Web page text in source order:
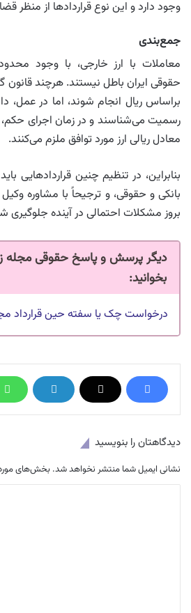
وجود دارد و این نوع قراردادها از منظر
جمع‌بندی
معاملات با ارز خارجی، با وجود
حقوقی ایران باطل نیستند. هرچند قانون‌
براساس ریال انجام شوند، اما در عمل،
رسمیت می‌شناسند و در زمان اجرای
معادل ریالی ارز مورد توافق ملزم می‌کنند.
بنابراین، در تنظیم چنین قراردادهایی
بانکی و حقوقی، و ترجیحاً با مشاوره
بروز مشکلات احتمالی در آینده جلوگیری
دیگر پرسش و پاسخ حقوقی مجله
بخوانید:
درخواست چک یا سفته حین قرارداد
دیدگاهتان را بنویسید
نشانی ایمیل شما منتشر نخواهد شد. بخش‌های